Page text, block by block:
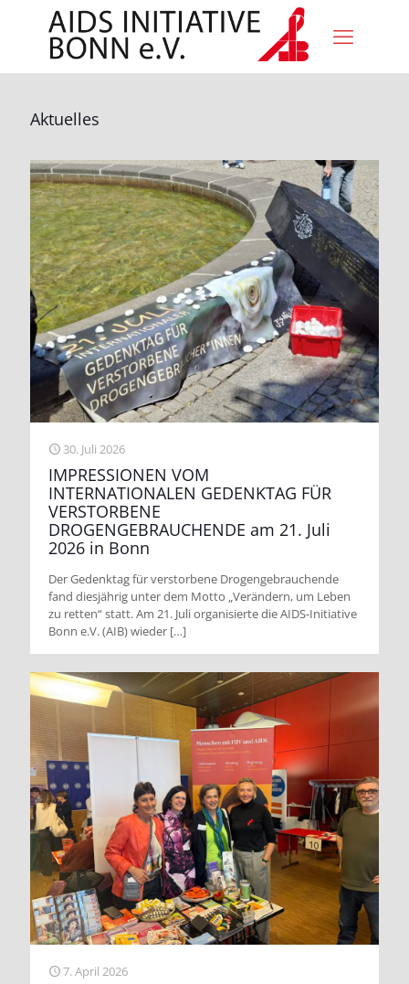
Aktuelles
30. Juli 2026
IMPRESSIONEN VOM
INTERNATIONALEN GEDENKTAG FÜR
VERSTORBENE
DROGENGEBRAUCHENDE am 21. Juli
2026 in Bonn
Der Gedenktag für verstorbene Drogengebrauchende
fand diesjährig unter dem Motto „Verändern, um Leben
zu retten“ statt. Am 21. Juli organisierte die AIDS-Initiative
Bonn e.V. (AIB) wieder […]
7. April 2026